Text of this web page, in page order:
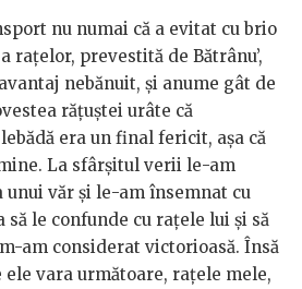
nu numai că a evitat cu brio
rațelor, prevestită de Bătrânu’,
nebănuit, și anume gât de
rățuștei urâte că
era un final fericit, așa că
La sfârșitul verii le-am
văr și le-am însemnat cu
să le confunde cu rațele lui și să
am considerat victorioasă. Însă
vara următoare, rațele mele,